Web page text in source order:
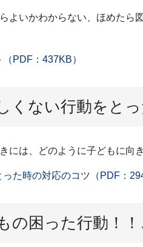
よいかわからない、ほめた
PDF：437KB）
くない行動をと
には、どのように子どもに向
た時の対応のコツ（PDF：
の困った行動！